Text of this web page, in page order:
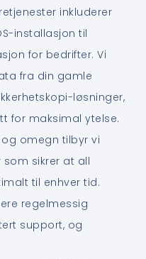
inkluderer
installasjon til
for bedrifter. Vi
fra din gamle
løsninger,
for maksimal ytelse.
og omegn tilbyr vi
sikrer at all
til enhver tid.
regelmessig
support, og